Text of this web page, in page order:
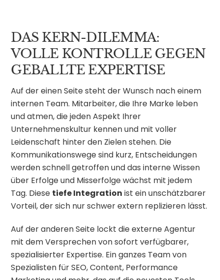
DAS KERN-DILEMMA:
VOLLE KONTROLLE GEGEN
GEBALLTE EXPERTISE
Auf der einen Seite steht der Wunsch nach einem
internen Team. Mitarbeiter, die Ihre Marke leben
und atmen, die jeden Aspekt Ihrer
Unternehmenskultur kennen und mit voller
Leidenschaft hinter den Zielen stehen. Die
Kommunikationswege sind kurz, Entscheidungen
werden schnell getroffen und das interne Wissen
über Erfolge und Misserfolge wächst mit jedem
Tag. Diese tiefe Integration ist ein unschätzbarer
Vorteil, der sich nur schwer extern replizieren lässt.
Auf der anderen Seite lockt die externe Agentur
mit dem Versprechen von sofort verfügbarer,
spezialisierter Expertise. Ein ganzes Team von
Spezialisten für SEO, Content, Performance